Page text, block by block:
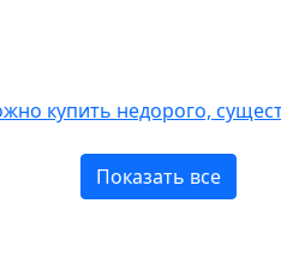
купить недорого,
Показать все